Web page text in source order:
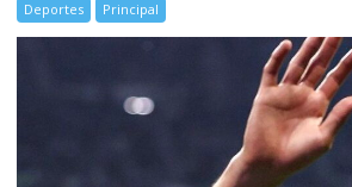
Deportes Principal